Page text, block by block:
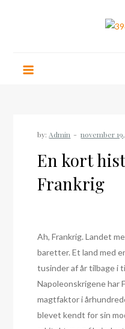
by:Admin
En kort
Frankrig
Ah, Frankrig. Landet
baretter. Et land med
tusinder af år tilbage i
Napoleonskrigene har
magtfaktor i
blevet kendt for sin